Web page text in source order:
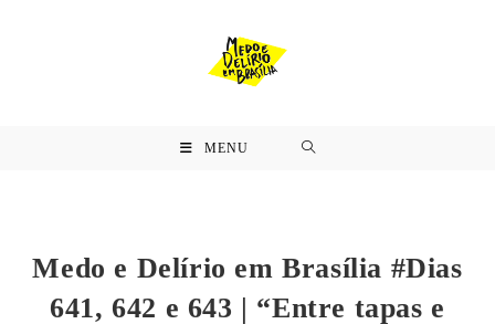
MENU
Medo e Delírio em Brasília #Dias
641, 642 e 643 | “Entre tapas e